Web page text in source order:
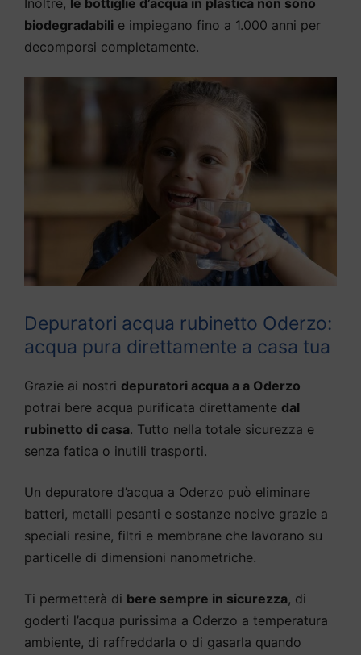
biodegradabili e impiegano fino a 1.000 anni per
decomporsi completamente.
Depuratori acqua rubinetto Oderzo:
acqua pura direttamente a casa tua
Grazie ai nostri depuratori acqua a a Oderzo
potrai bere acqua purificata direttamente dal
rubinetto di casa. Tutto nella totale sicurezza e
senza fatica o inutili trasporti.
Un depuratore d’acqua a Oderzo può eliminare
batteri, metalli pesanti e sostanze nocive grazie a
speciali resine, filtri e membrane che lavorano su
particelle di dimensioni nanometriche.
Ti permetterà di bere sempre in sicurezza, di
goderti l’acqua purissima a Oderzo a temperatura
ambiente, di raffreddarla o di gasarla quando